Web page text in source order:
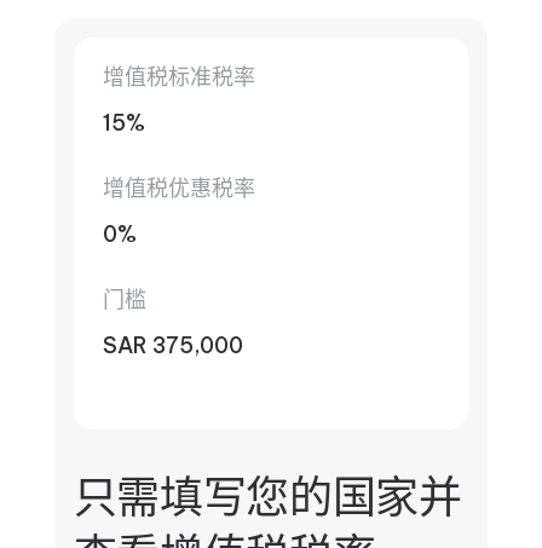
增值税标准税率
15%
增值税优惠税率
0%
门槛
SAR 375,000
只需填写您的国家并